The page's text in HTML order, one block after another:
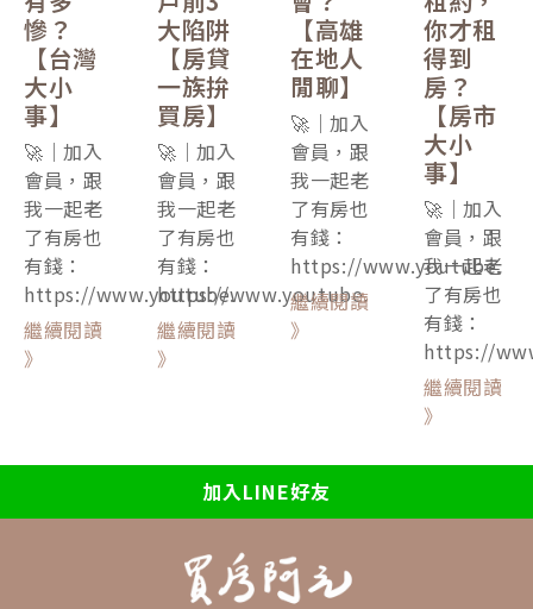
慘？
【台灣
大小
事】
🚀｜加入
會員，跟
我一起老
了有房也
有錢：
https://www.youtube.
繼續閱讀
》
大陷阱
【房貸
一族拚
買房】
🚀｜加入
會員，跟
我一起老
了有房也
有錢：
https://www.youtube.
繼續閱讀
》
【高雄
在地人
閒聊】
🚀｜加入
會員，跟
我一起老
了有房也
有錢：
https://www.youtube.
繼續閱讀
》
你才租
得到
房？
【房市
大小
事】
🚀｜加入
會員，跟
我一起老
了有房也
有錢：
https://
繼續閱讀
》
加入LINE好友